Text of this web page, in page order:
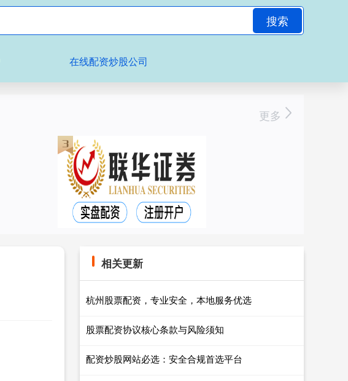
搜索
在线配资炒股公司
更多
相关更新
杭州股票配资，专业安全，本地服务优选
股票配资协议核心条款与风险须知
配资炒股网站必选：安全合规首选平台